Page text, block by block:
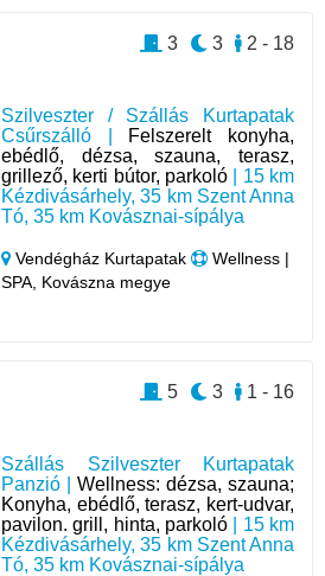
Szilveszter / Szállás Kurtapatak
Csűrszálló | Felszerelt konyha,
ebédlő, dézsa, szauna, terasz,
grillező, kerti bútor, parkoló | 15 km
Kézdivásárhely, 35 km Szent Anna
Tó, 35 km Kovásznai-sípálya
Vendégház Kurtapatak
Wellness |
SPA, Kovászna megye
2 - 18
3
3
Szállás Szilveszter Kurtapatak
Panzió |Wellness: dézsa, szauna;
Konyha, ebédlő, terasz, kert-udvar,
pavilon. grill, hinta, parkoló | 15 km
Kézdivásárhely, 35 km Szent Anna
Tó, 35 km Kovásznai-sípálya
1 - 16
3
5